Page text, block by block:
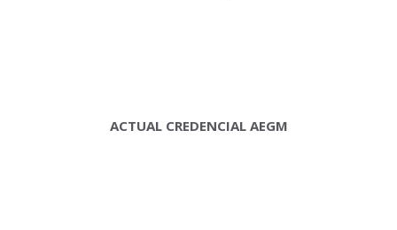
ACTUAL CREDENCIAL AEGM